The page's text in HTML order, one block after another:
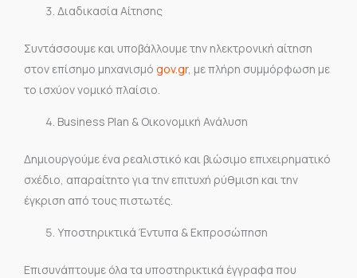
Διαδικασία Αίτησης
Συντάσσουμε και υποβάλλουμε την ηλεκτρονική αίτηση
στον επίσημο μηχανισμό gov.gr, με πλήρη συμμόρφωση με
το ισχύον νομικό πλαίσιο.
Business Plan & Οικονομική Ανάλυση
Δημιουργούμε ένα ρεαλιστικό και βιώσιμο επιχειρηματικό
σχέδιο, απαραίτητο για την επιτυχή ρύθμιση και την
έγκριση από τους πιστωτές.
Υποστηρικτικά Έντυπα & Εκπροσώπηση
Επισυνάπτουμε όλα τα υποστηρικτικά έγγραφα που